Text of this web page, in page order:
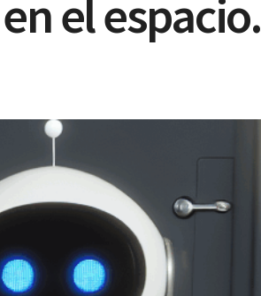
el espacio.